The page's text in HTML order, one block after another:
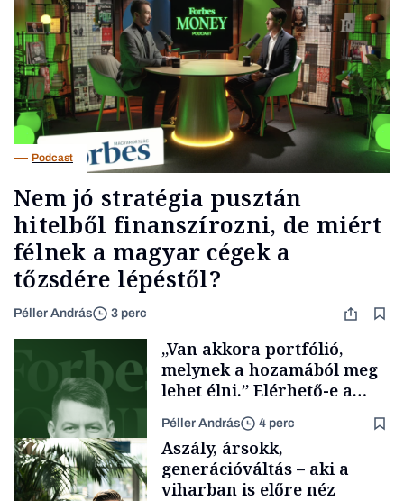
Podcast
Nem jó stratégia pusztán
hitelből finanszírozni, de miért
félnek a magyar cégek a
tőzsdére lépéstől?
Péller András 3 perc
„Van akkora portfólió,
melynek a hozamából meg
lehet élni.” Elérhető-e a
anyagi függetlenség?
Péller András 4 perc
Aszály, ársokk,
generációváltás – aki a
viharban is előre néz